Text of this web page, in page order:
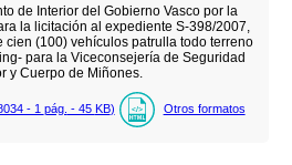
de Interior del Gobierno Vasco por la
la licitación al expediente S-398/2007,
cien (100) vehículos patrulla todo terreno
para la Viceconsejería de Seguridad
y Cuerpo de Miñones.
- 1 pág. - 45 KB) Otros formatos